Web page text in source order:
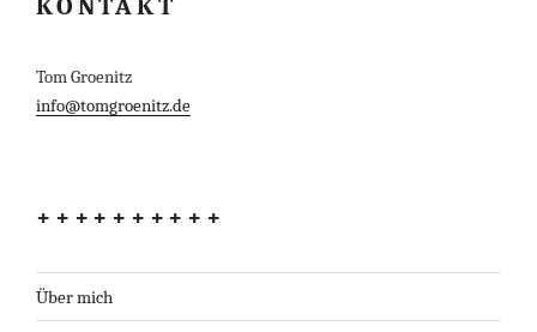
KONTAKT
Tom Groenitz
info@tomgroenitz.de
++++++++++
Über mich